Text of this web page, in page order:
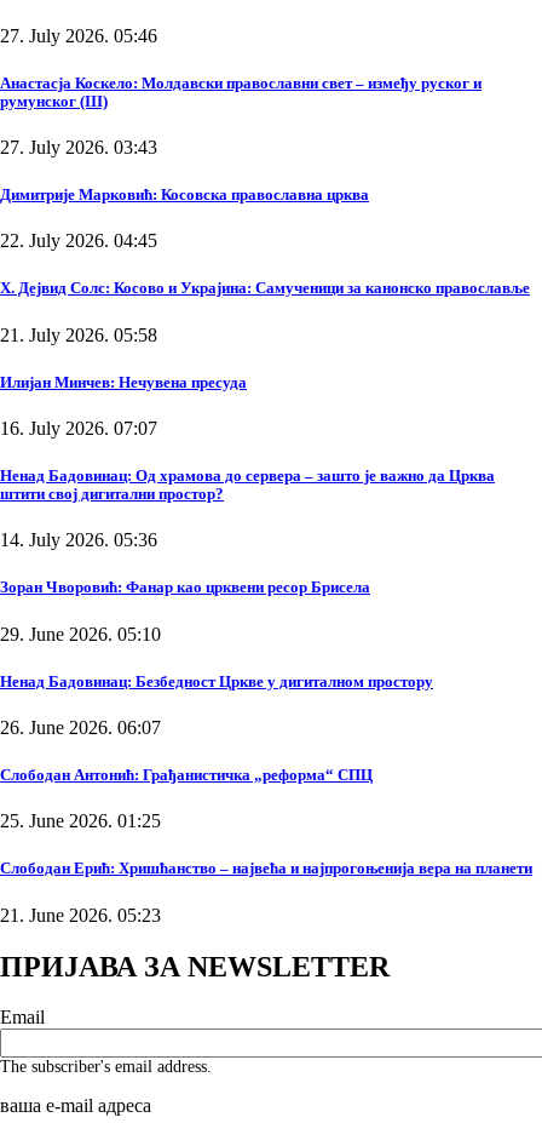
27. July 2026. 05:46
Анастасја Коскело: Молдавски православни свет – између руског и
румунског (III)
27. July 2026. 03:43
Димитрије Марковић: Косовска православна црква
22. July 2026. 04:45
Х. Дејвид Солс: Косово и Украјина: Самученици за канонско православље
21. July 2026. 05:58
Илијан Минчев: Нечувена пресуда
16. July 2026. 07:07
Ненад Бадовинац: Од храмова до сервера – зашто је важно да Црква
штити свој дигитални простор?
14. July 2026. 05:36
Зоран Чворовић: Фанар као црквени ресор Брисела
29. June 2026. 05:10
Ненад Бадовинац: Безбедност Цркве у дигиталном простору
26. June 2026. 06:07
Слободан Антонић: Грађанистичка „реформа“ СПЦ
25. June 2026. 01:25
Слободан Ерић: Хришћанство – највећа и најпрогоњенија вера на планети
21. June 2026. 05:23
ПРИЈАВА ЗА NEWSLETTER
Email
The subscriber's email address.
ваша е-mail адреса